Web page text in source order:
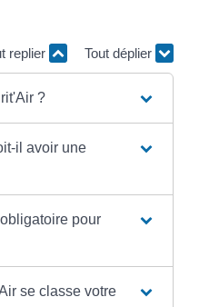
replier Tout déplier
?
il avoir une
pour
se classe votre